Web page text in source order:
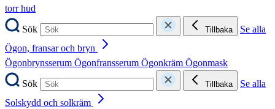
torr hud
Sök
Tillbaka
Se alla
Ögon, fransar och bryn
Ögonbrynsserum Ögonfransserum Ögonkräm Ögonmask
Sök
Tillbaka
Se alla
Solskydd och solkräm